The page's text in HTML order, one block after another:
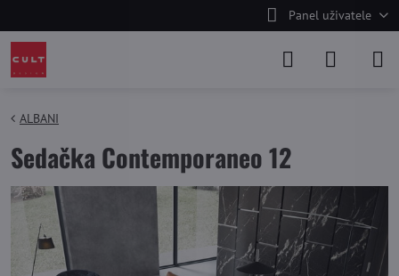
Panel uživatele
ALBANI
Sedačka Contemporaneo 12